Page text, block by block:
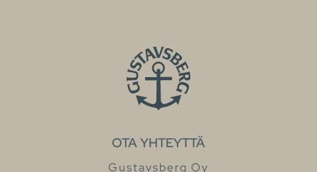
OTA YHTEYTTÄ
Gustavsberg Oy